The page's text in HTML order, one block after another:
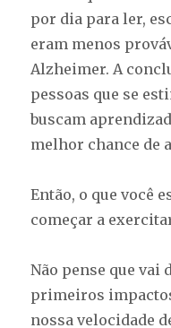
por dia para ler,
eram menos
Alzheimer. A
pessoas que se
buscam
melhor chance de
Então, o que você
começar a
Não pense que vai
primeiros
nossa velocidade